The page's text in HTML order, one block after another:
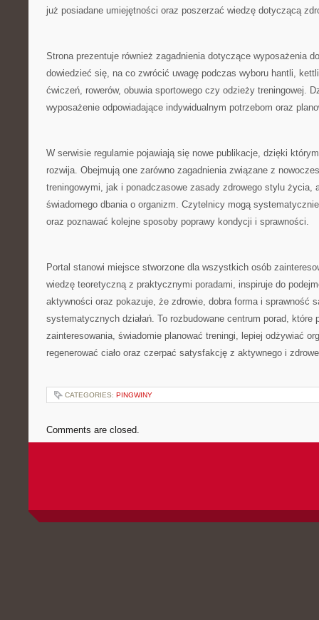
już posiadane umiejętności oraz poszerzać wiedzę dotyczącą
Strona prezentuje również zagadnienia dotyczące wyposażenia
dowiedzieć się, na co zwrócić uwagę podczas wyboru hantli,
ćwiczeń, rowerów, obuwia sportowego czy odzieży treningowej.
wyposażenie odpowiadające indywidualnym potrzebom oraz
W serwisie regularnie pojawiają się nowe publikacje, dzięki
rozwija. Obejmują one zarówno zagadnienia związane z
treningowymi, jak i ponadczasowe zasady zdrowego stylu życia,
świadomego dbania o organizm. Czytelnicy mogą
oraz poznawać kolejne sposoby poprawy kondycji i sprawności.
Portal stanowi miejsce stworzone dla wszystkich osób
wiedzę teoretyczną z praktycznymi poradami, inspiruje do
aktywności oraz pokazuje, że zdrowie, dobra forma i sprawność
systematycznych działań. To rozbudowane centrum porad, które
zainteresowania, świadomie planować treningi, lepiej odżywiać
regenerować ciało oraz czerpać satysfakcję z aktywnego i
CATEGORIES: PINGWINY
Comments are closed.